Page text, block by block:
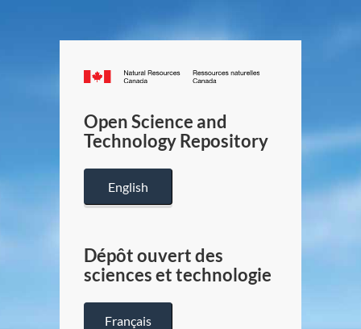
Canada.ca
/
Canada
Open Science and
Technology Repository
English
Dépôt ouvert des
sciences et technologie
Français